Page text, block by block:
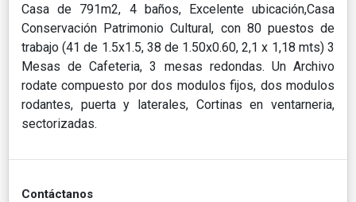
Casa de 791m2, 4 baños, Excelente ubicación,Casa
Conservación Patrimonio Cultural, con 80 puestos de
trabajo (41 de 1.5x1.5, 38 de 1.50x0.60, 2,1 x 1,18 mts) 3
Mesas de Cafeteria, 3 mesas redondas. Un Archivo
rodate compuesto por dos modulos fijos, dos modulos
rodantes, puerta y laterales, Cortinas en ventarneria,
sectorizadas.
Contáctanos